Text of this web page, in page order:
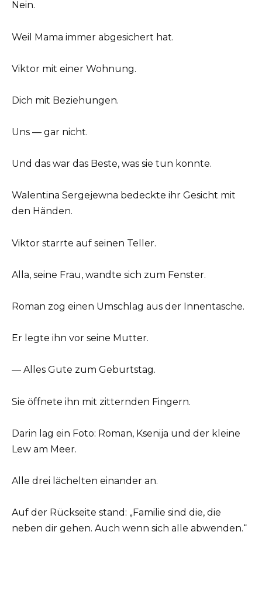
Nein.
Weil Mama immer abgesichert hat.
Viktor mit einer Wohnung.
Dich mit Beziehungen.
Uns — gar nicht.
Und das war das Beste, was sie tun konnte.
Walentina Sergejewna bedeckte ihr Gesicht mit
den Händen.
Viktor starrte auf seinen Teller.
Alla, seine Frau, wandte sich zum Fenster.
Roman zog einen Umschlag aus der Innentasche.
Er legte ihn vor seine Mutter.
— Alles Gute zum Geburtstag.
Sie öffnete ihn mit zitternden Fingern.
Darin lag ein Foto: Roman, Ksenija und der kleine
Lew am Meer.
Alle drei lächelten einander an.
Auf der Rückseite stand: „Familie sind die, die
neben dir gehen. Auch wenn sich alle abwenden.“